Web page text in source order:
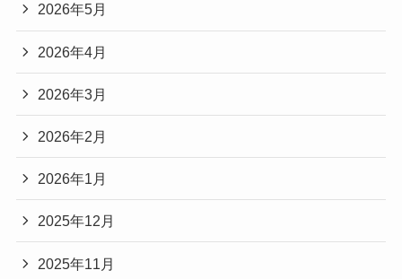
2026年5月
2026年4月
2026年3月
2026年2月
2026年1月
2025年12月
2025年11月